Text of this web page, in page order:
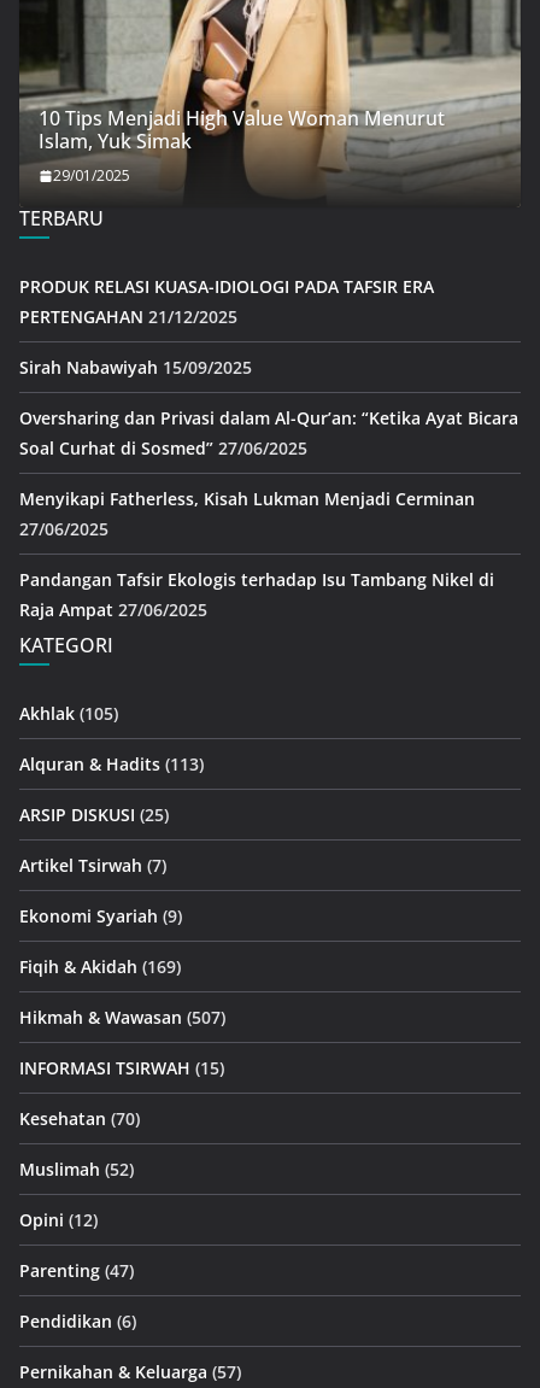
10 Tips Menjadi High Value Woman Menurut
Islam, Yuk Simak
29/01/2025
TERBARU
PRODUK RELASI KUASA-IDIOLOGI PADA TAFSIR ERA
PERTENGAHAN 21/12/2025
Sirah Nabawiyah 15/09/2025
Oversharing dan Privasi dalam Al-Qur’an: “Ketika Ayat Bicara
Soal Curhat di Sosmed” 27/06/2025
Menyikapi Fatherless, Kisah Lukman Menjadi Cerminan
27/06/2025
Pandangan Tafsir Ekologis terhadap Isu Tambang Nikel di
Raja Ampat 27/06/2025
KATEGORI
Akhlak (105)
Alquran & Hadits (113)
ARSIP DISKUSI (25)
Artikel Tsirwah (7)
Ekonomi Syariah (9)
Fiqih & Akidah (169)
Hikmah & Wawasan (507)
INFORMASI TSIRWAH (15)
Kesehatan (70)
Muslimah (52)
Opini (12)
Parenting (47)
Pendidikan (6)
Pernikahan & Keluarga (57)